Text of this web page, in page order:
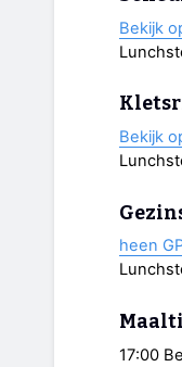
Bekijk
Bekijk
heen
17:00